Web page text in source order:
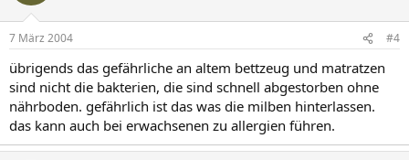
7 März 2004 #4
übrigends das gefährliche an altem bettzeug und matratzen
sind nicht die bakterien, die sind schnell abgestorben ohne
nährboden. gefährlich ist das was die milben hinterlassen.
das kann auch bei erwachsenen zu allergien führen.